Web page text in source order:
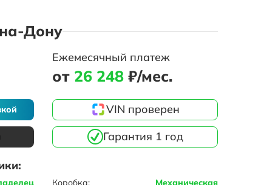
Дону
Ежемесячный платеж
от 26 248 ₽/мес.
VIN проверен
Гарантия 1 год
Коробка: Механическая